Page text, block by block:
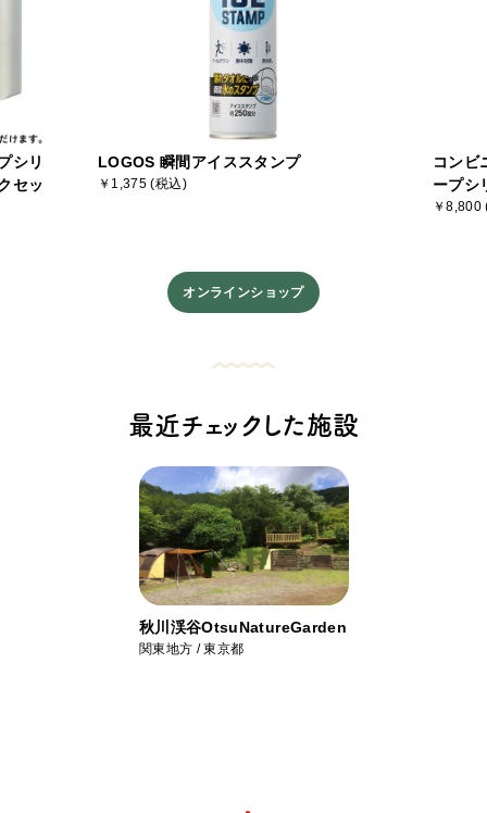
シリ
セッ
LOGOS 瞬間アイススタンプ
￥1,375 (税込)
コンビ
ープシ
￥8,800
オンラインショップ
最近チェックした施設
秋川渓谷OtsuNatureGarden
関東地方 / 東京都